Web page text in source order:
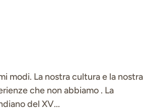
modi. La nostra cultura e la nostra
che non abbiamo . La
del XV...